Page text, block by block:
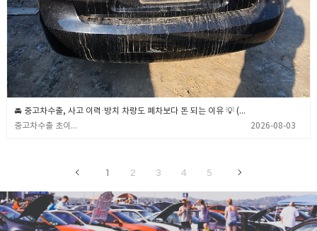
🚘 중고차수출, 사고 이력·방치 차량도 폐차보다 돈 되는 이유 💡 (중고차수출 초이무역)
중고차수출 초이무역
2026-08-03
1 2 3 4 5